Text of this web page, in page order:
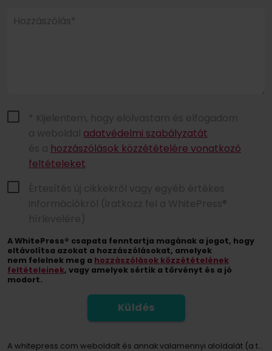
Hozzászólás*
* Kijelentem, hogy elolvastam és elfogadom
a weboldal adatvédelmi szabályzatát
és a hozzászólások közzétételére vonatkozó
feltételeket
Értesítés új cikkekről vagy egyéb értékes
információkról (iratkozz fel a WhitePress®
hírlevelére)
A WhitePress® csapata fenntartja magának a jogot, hogy
eltávolítsa azokat a hozzászólásokat, amelyek
nem felelnek meg a hozzászólások közzétételének
feltételeinek, vagy amelyek sértik a törvényt és a jó
modort.
Küldés
A whitepress.com weboldalt és annak valamennyi aloldalát (a továbbiakban: Weboldal) használó személyek személyes adatainak kezelője az Európai Parlament és a Tanács 2016. április 27-i (EU) 2016/679 rendelete értelmében a személyes adatok feldolgozásával és az ilyen adatok szabad áramlásával, valamint a 95/46/EK irányelv (a továbbiakban: GDPR) hatályon kívül helyezése tekintetében közösen „WhitePress Kft, amelynek székhelye 2161 Csomád, Verebeshegy utca 11 és bekerült a Bielsko-Biała Kerületi Bíróság által vezetett Nemzeti Bírósági Nyilvántartás vállalkozói nyilvántartásába, az Országos Bírósági Nyilvántartás 8. Kereskedelmi Osztálya KRS-számon: 0000651339, NIP: 9372667797, REGON: 243400145 és egyéb cégek a